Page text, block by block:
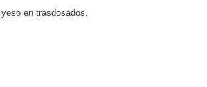
en trasdosados.